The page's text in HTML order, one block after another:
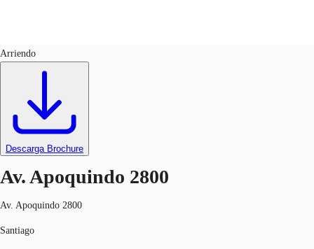
Nuestros servicios
Noticias e Investigaciones
Favoritos
Llama ahora
Arriendo
Descarga Brochure
Av. Apoquindo 2800
Av. Apoquindo 2800
Santiago